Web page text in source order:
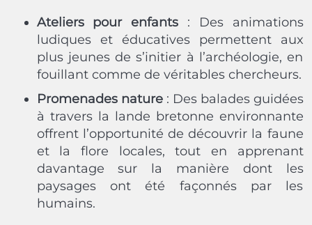
Ateliers pour enfants : Des animations
ludiques et éducatives permettent aux
plus jeunes de s’initier à l’archéologie, en
fouillant comme de véritables chercheurs.
Promenades nature: Des balades guidées
à travers la lande bretonne environnante
offrent l’opportunité de découvrir la faune
et la flore locales, tout en apprenant
davantage sur la manière dont les
paysages ont été façonnés par les
humains.